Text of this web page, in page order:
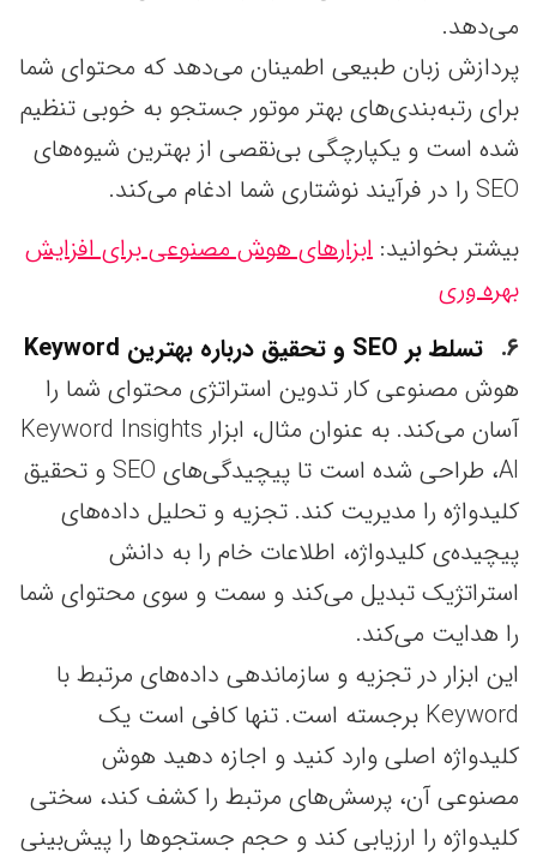
می‌دهد.
پردازش زبان طبیعی اطمینان می‌دهد که محتوای شما
برای رتبه‌بندی‌های بهتر موتور جستجو به خوبی تنظیم
شده است و یکپارچگی بی‌نقصی از بهترین شیوه‌های
SEO را در فرآیند نوشتاری شما ادغام می‌کند.
بیشتر بخوانید: ابزارهای هوش مصنوعی برای افزایش
بهره وری
۶
تسلط بر SEO و تحقیق درباره بهترین Keyword
هوش مصنوعی کار تدوین استراتژی محتوای شما را
آسان می‌کند. به عنوان مثال، ابزار Keyword Insights
AI، طراحی شده است تا پیچیدگی‌های SEO و تحقیق
کلیدواژه را مدیریت کند. تجزیه و تحلیل داده‌های
پیچیده‌ی کلیدواژه، اطلاعات خام را به دانش
استراتژیک تبدیل می‌کند و سمت و سوی محتوای شما
را هدایت می‌کند.
این ابزار در تجزیه و سازماندهی داده‌های مرتبط با
Keyword برجسته است. تنها کافی است یک
کلیدواژه اصلی وارد کنید و اجازه دهید هوش
مصنوعی آن، پرسش‌های مرتبط را کشف کند، سختی
کلیدواژه را ارزیابی کند و حجم جستجوها را پیش‌بینی